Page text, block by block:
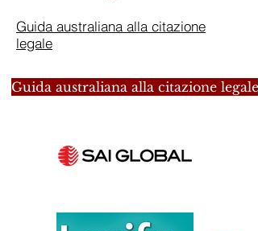
Guida australiana alla citazione
legale
Guida australiana alla citazione legale